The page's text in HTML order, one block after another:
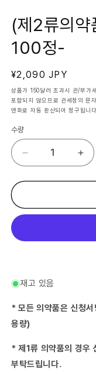
에
서
미
디
어
열
(제2류의약
100정-
정
가
¥2,090 JPY
상품가 150달러 초과시 관/부가
포함되지 않으므로 관세청의
엔화로 자동 환산되어 청구됩니다.
수량
2
류
약
로
약
비
정
100
정-
수
량
(제
2
류
약
로
비
정-
수
재고 있음
* 모든 의약품은 신청
용량)
* 제1류 의약품의 경우
부탁드립니다.